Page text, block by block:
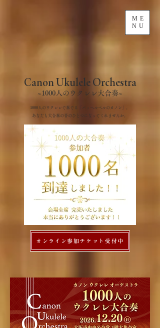
ME
NU
Canon Ukulele Orchestra
~1000人のウクレレ大合奏~
1000人のウクレレで奏でる「パッヘルベルのカノン」。
あなたも大合奏の音のひとつになってくれませんか。
オンライン参加チケット受付中